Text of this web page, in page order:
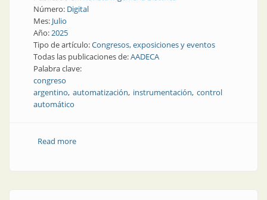
Número: Digital
Mes: Julio
Año:2025
Tipo de artículo:Congresos, exposiciones y eventos
Todas las publicaciones de:AADECA
Palabra clave:
congreso
argentino automatización instrumentación control
automático
Read moreabout Ya llega: el congreso AADECA es en agosto